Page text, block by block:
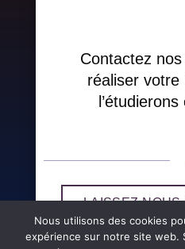
Contactez
réaliser votre
LAISSEZ-NOUS
Nous utilisons des cookies
expérience sur notre site web.